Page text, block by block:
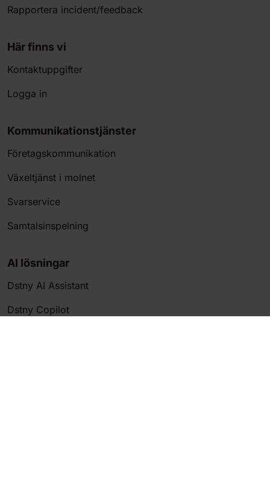
Rapportera incident/feedback
Här finns vi
Kontaktuppgifter
Logga in
Kommunikationstjänster
Företagskommunikation
Växeltjänst i molnet
Svarservice
Samtalsinspelning
AI lösningar
Dstny AI Assistant
Dstny Copilot